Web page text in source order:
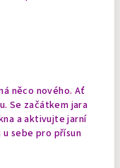
něco nového. Ať
Se začátkem jara
a aktivujte jarní
sebe pro přísun